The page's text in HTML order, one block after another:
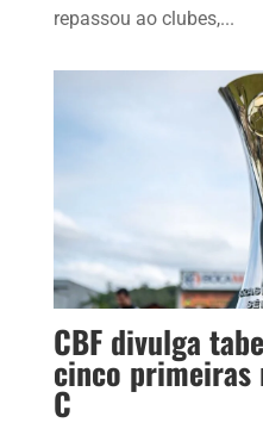
repassou ao clubes,...
CBF divulga
cinco primeiras
C